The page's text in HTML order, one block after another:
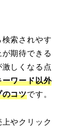
索されやす
期待できる
しくなる点
ワード以外
コツです。
やクリック